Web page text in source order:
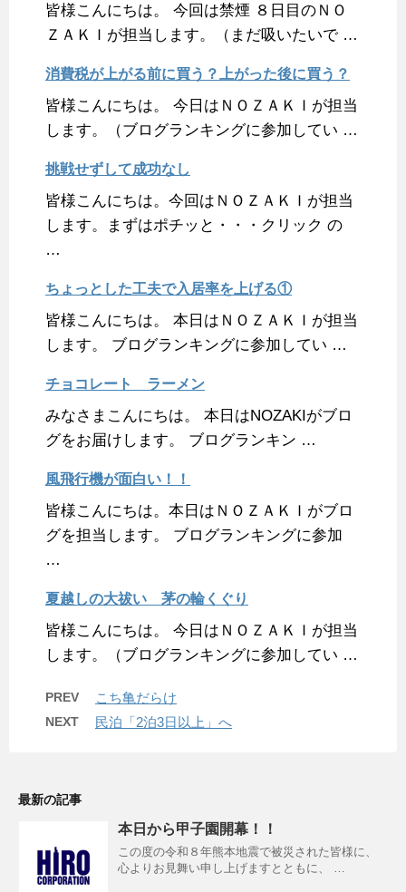
皆様こんにちは。 今回は禁煙 ８日目のＮＯ
ＺＡＫＩが担当します。（まだ吸いたいで …
消費税が上がる前に買う？上がった後に買う？
皆様こんにちは。 今日はＮＯＺＡＫＩが担当
します。（ブログランキングに参加してい …
挑戦せずして成功なし
皆様こんにちは。今回はＮＯＺＡＫＩが担当
します。まずはポチッと・・・クリック の
…
ちょっとした工夫で入居率を上げる①
皆様こんにちは。 本日はＮＯＺＡＫＩが担当
します。 ブログランキングに参加してい …
チョコレート ラーメン
みなさまこんにちは。 本日はNOZAKIがブロ
グをお届けします。 ブログランキン …
風飛行機が面白い！！
皆様こんにちは。本日はＮＯＺＡＫＩがブロ
グを担当します。 ブログランキングに参加
…
夏越しの大祓い 茅の輪くぐり
皆様こんにちは。 今日はＮＯＺＡＫＩが担当
します。（ブログランキングに参加してい …
PREV こち亀だらけ
NEXT 民泊「2泊3日以上」へ
最新の記事
本日から甲子園開幕！！
この度の令和８年熊本地震で被災された皆様に、
心よりお見舞い申し上げますとともに、 …